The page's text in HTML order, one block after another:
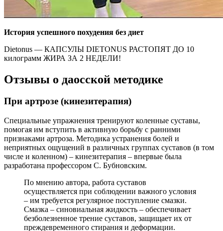
История успешного похудения без диет
Dietonus — КАПСУЛЫ DIETONUS РАСТОПЯТ ДО 10
килограмм ЖИРА ЗА 2 НЕДЕЛИ!
Отзывы о даосской методике
При артрозе (кинезитерапия)
Специальные упражнения тренируют коленные суставы,
помогая им вступить в активную борьбу с ранними
признаками артроза. Методика устранения болей и
неприятных ощущений в различных группах суставов (в том
числе и коленном) – кинезитерапия – впервые была
разработана профессором С. Бубновским.
По мнению автора, работа суставов
осуществляется при соблюдении важного условия
– им требуется регулярное поступление смазки.
Смазка – синовиальная жидкость – обеспечивает
безболезненное трение суставов, защищает их от
преждевременного стирания и деформации.